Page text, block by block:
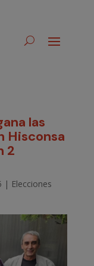
las
Hisconsa
2
| Elecciones